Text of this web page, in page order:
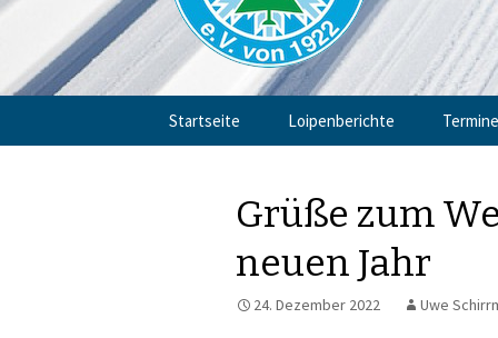
Startseite Loipenberichte Termine
Grüße zum
neuen Jahr
24. Dezember 2022 Uwe